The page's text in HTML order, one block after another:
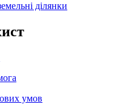
ділянки
умов